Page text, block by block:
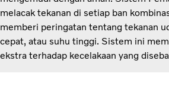
melacak tekanan di setiap ban
memberi peringatan tentang tekanan
cepat, atau suhu tinggi. Sistem ini
ekstra terhadap kecelakaan yang